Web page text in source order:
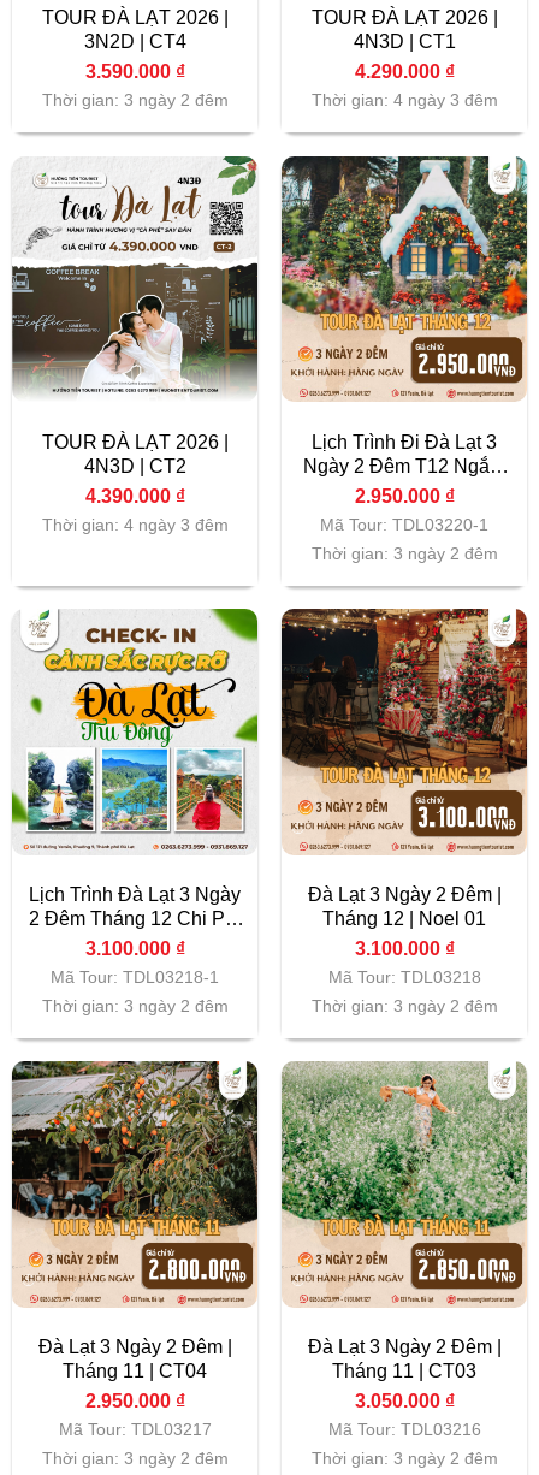
TOUR ĐÀ LẠT 2026 |
3N2D | CT4
3.590.000 ₫
Thời gian: 3 ngày 2 đêm
TOUR ĐÀ LẠT 2026 |
4N3D | CT1
4.290.000 ₫
Thời gian: 4 ngày 3 đêm
TOUR ĐÀ LẠT 2026 |
4N3D | CT2
4.390.000 ₫
Thời gian: 4 ngày 3 đêm
Lịch Trình Đi Đà Lạt 3
Ngày 2 Đêm T12 Ngắm
Cảnh Đẹp
2.950.000 ₫
Mã Tour: TDL03220-1
Thời gian: 3 ngày 2 đêm
Lịch Trình Đà Lạt 3 Ngày
2 Đêm Tháng 12 Chi Phí
Cực Rẻ
3.100.000 ₫
Mã Tour: TDL03218-1
Thời gian: 3 ngày 2 đêm
Đà Lạt 3 Ngày 2 Đêm |
Tháng 12 | Noel 01
3.100.000 ₫
Mã Tour: TDL03218
Thời gian: 3 ngày 2 đêm
Đà Lạt 3 Ngày 2 Đêm |
Tháng 11 | CT04
2.950.000 ₫
Mã Tour: TDL03217
Thời gian: 3 ngày 2 đêm
Đà Lạt 3 Ngày 2 Đêm |
Tháng 11 | CT03
3.050.000 ₫
Mã Tour: TDL03216
Thời gian: 3 ngày 2 đêm